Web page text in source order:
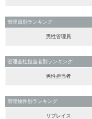
管理員別ランキング
男性管理員
管理会社担当者別ランキング
男性担当者
管理物件別ランキング
リプレイス